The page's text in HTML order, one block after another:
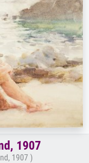
Abstrakt mit viel Rot, Dunkles
Stehender Akt neben einem
Baum.
1907
1907 )